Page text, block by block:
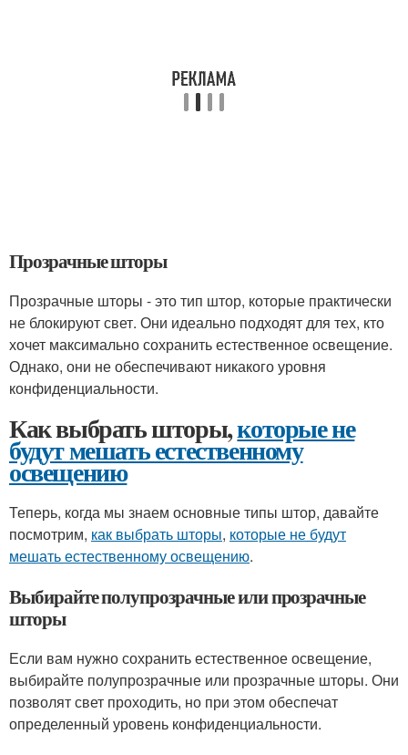
Прозрачные шторы
Прозрачные шторы - это тип штор, которые практически
не блокируют свет. Они идеально подходят для тех, кто
хочет максимально сохранить естественное освещение.
Однако, они не обеспечивают никакого уровня
конфиденциальности.
Как выбрать шторы,которые не
будут мешать естественному
освещению
Теперь, когда мы знаем основные типы штор, давайте
посмотрим, как выбрать шторы, которые не будут
мешать естественному освещению.
Выбирайте полупрозрачные или прозрачные
шторы
Если вам нужно сохранить естественное освещение,
выбирайте полупрозрачные или прозрачные шторы. Они
позволят свет проходить, но при этом обеспечат
определенный уровень конфиденциальности.